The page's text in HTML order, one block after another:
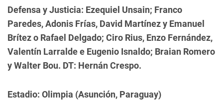
Defensa y Justicia: Ezequiel Unsain; Franco
Paredes, Adonis Frías, David Martínez y Emanuel
Brítez o Rafael Delgado; Ciro Rius, Enzo Fernández,
Valentín Larralde e Eugenio Isnaldo; Braian Romero
y Walter Bou. DT: Hernán Crespo.
Estadio: Olimpia (Asunción, Paraguay)